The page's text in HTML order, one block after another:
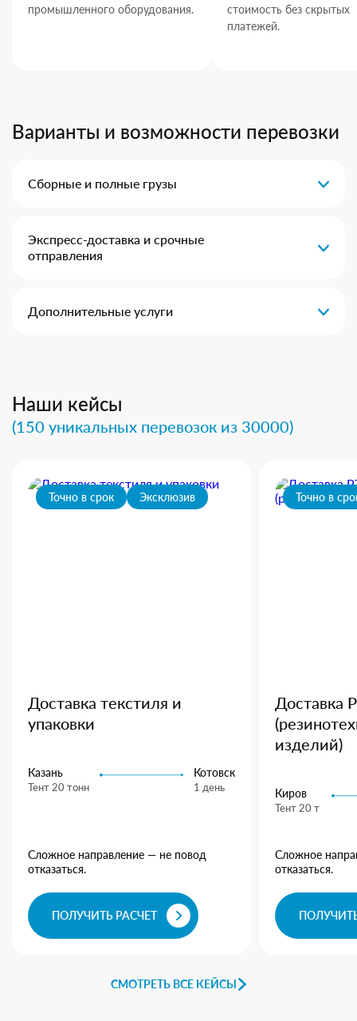
промышленного оборудования.
стоимость без скрытых
платежей.
Варианты и возможности перевозки
Сборные и полные грузы
Экспресс-доставка и срочные
отправления
Дополнительные услуги
Наши кейсы
(150 уникальных перевозок из 30000)
СМОТРЕТЬ ВСЕ КЕЙСЫ
Точно в срок Эксклюзив
Доставка текстиля и
упаковки
Казань
Тент 20 тонн
Котовск
1 день
Сложное направление — не повод
отказаться.
ПОЛУЧИТЬ РАСЧЕТ
Точно в
Доставка
изделий)
Киров
Тент 20 т
Сложное
отказаться.